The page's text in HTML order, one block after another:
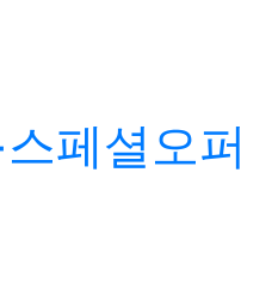
페셜오퍼